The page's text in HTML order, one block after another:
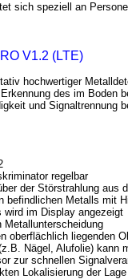
sich speziell an
V1.2 (LTE)
hochwertiger
des im Boden
und Signaltrennung
regelbar
der Störstrahlung aus
befindlichen Metalls mit
wird im Display angezeigt
oberflächlich liegenden
Nägel, Alufolie) kann
zur schnellen
Lokalisierung der